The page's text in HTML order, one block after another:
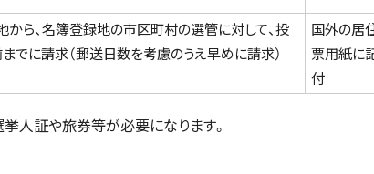
から、名簿登録地の市区町村の選管に対して、投
でに請求（郵送日数を考慮のうえ早めに請求）
国外の居
票用紙に
付
人証や旅券等が必要になります。